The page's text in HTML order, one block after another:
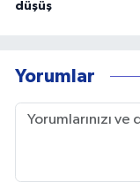
düşüş
Yorumlar